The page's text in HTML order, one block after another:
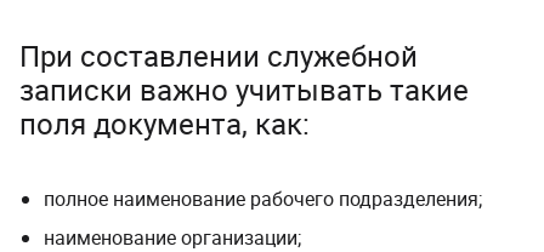
При составлении служебной
записки важно учитывать такие
поля документа, как:
полное наименование рабочего подразделения;
наименование организации;